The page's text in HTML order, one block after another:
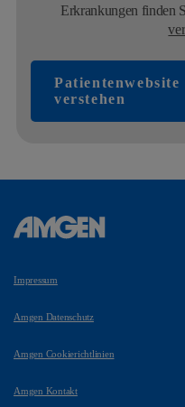
Erkrankungen finden
verstehen
Impressum
Amgen Datenschutz
Amgen Cookierichtlinien
Amgen Kontakt